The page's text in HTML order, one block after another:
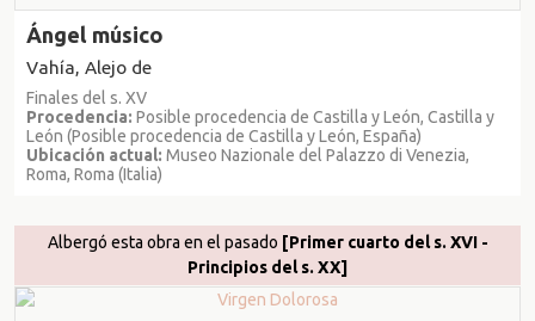
Ángel músico
Vahía, Alejo de
Finales del s. XV
Procedencia: Posible procedencia de Castilla y León, Castilla y
León (Posible procedencia de Castilla y León, España)
Ubicación actual: Museo Nazionale del Palazzo di Venezia,
Roma, Roma (Italia)
Albergó esta obra en el pasado [Primer cuarto del s. XVI -
Principios del s. XX]